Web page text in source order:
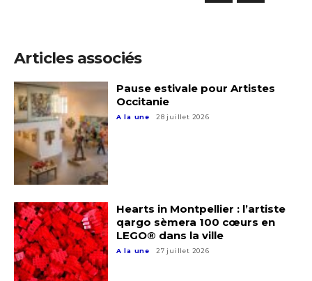
Adresse email*
Prénom
Adresse email*
Articles associés
Pause estivale pour Artistes
Occitanie
A la une 28 juillet 2026
Hearts in Montpellier : l’artiste
qargo sèmera 100 cœurs en
LEGO® dans la ville
A la une 27 juillet 2026